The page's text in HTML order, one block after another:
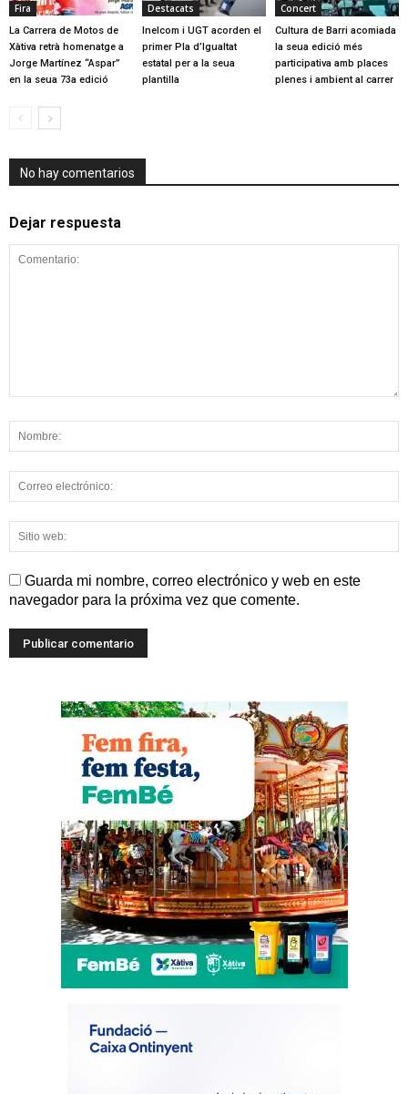
Fira
La Carrera de Motos de
Xàtiva retrà homenatge a
Jorge Martínez “Aspar”
en la seua 73a edició
Destacats
Inelcom i UGT acorden el
primer Pla d’Igualtat
estatal per a la seua
plantilla
Concert
Cultura de Barri acomiada
la seua edició més
participativa amb places
plenes i ambient al carrer
No hay comentarios
Dejar respuesta
Guarda mi nombre, correo electrónico y web en este
navegador para la próxima vez que comente.